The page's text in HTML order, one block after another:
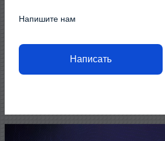
Напишите нам
Написать